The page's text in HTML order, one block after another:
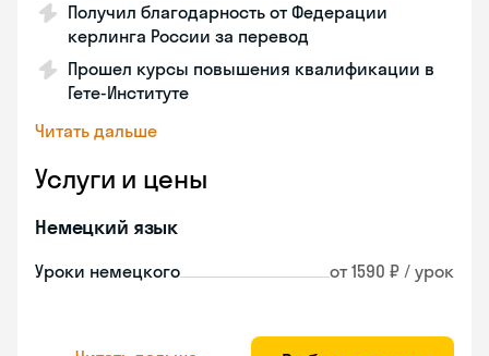
Получил благодарность от Федерации
керлинга России за перевод
Прошел курсы повышения квалификации в
Гете-Институте
Читать дальше
Услуги и цены
Немецкий язык
Уроки немецкого от 1590 ₽ / урок